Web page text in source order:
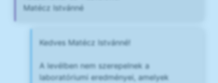
Matécz Istvánné
Kedves Matécz Istvánné!
A levélben nem szerepelnek a
laboratóriumi eredményei, amelyek